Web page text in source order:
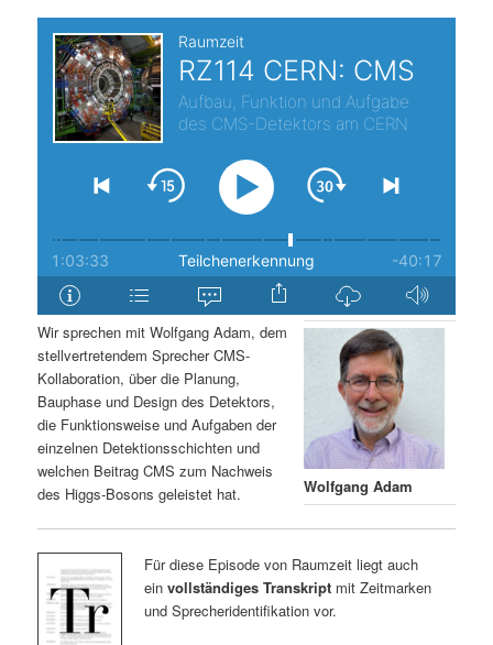
t
s
p
n
g
e
n
a
l
t
r
i
n
g
e
Wolfgang Adam
Wir sprechen mit Wolfgang Adam, dem
stellvertretendem Sprecher CMS-
Kollaboration, über die Planung,
Bauphase und Design des Detektors,
die Funktionsweise und Aufgaben der
einzelnen Detektionsschichten und
welchen Beitrag CMS zum Nachweis
des Higgs-Bosons geleistet hat.
Für diese Episode von Raumzeit liegt auch
ein vollständiges Transkriptmit Zeitmarken
und Sprecheridentifikation vor.